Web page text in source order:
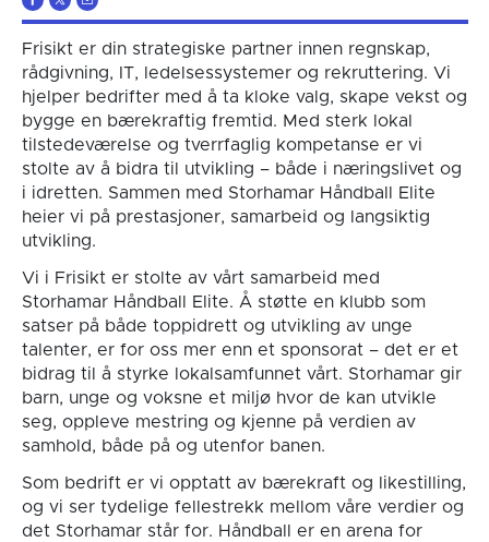
Frisikt er din strategiske partner innen regnskap,
rådgivning, IT, ledelsessystemer og rekruttering. Vi
hjelper bedrifter med å ta kloke valg, skape vekst og
bygge en bærekraftig fremtid. Med sterk lokal
tilstedeværelse og tverrfaglig kompetanse er vi
stolte av å bidra til utvikling – både i næringslivet og
i idretten. Sammen med Storhamar Håndball Elite
heier vi på prestasjoner, samarbeid og langsiktig
utvikling.
Vi i Frisikt er stolte av vårt samarbeid med
Storhamar Håndball Elite. Å støtte en klubb som
satser på både toppidrett og utvikling av unge
talenter, er for oss mer enn et sponsorat – det er et
bidrag til å styrke lokalsamfunnet vårt. Storhamar gir
barn, unge og voksne et miljø hvor de kan utvikle
seg, oppleve mestring og kjenne på verdien av
samhold, både på og utenfor banen.
Som bedrift er vi opptatt av bærekraft og likestilling,
og vi ser tydelige fellestrekk mellom våre verdier og
det Storhamar står for. Håndball er en arena for